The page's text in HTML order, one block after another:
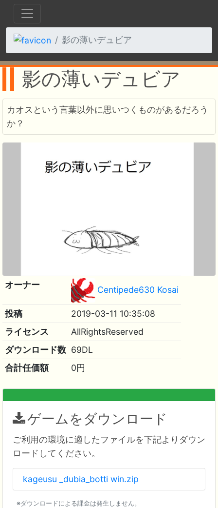
影の薄いデュビア
影の薄いデュビア
カオスという言葉以外に思いつくものがあるだろう
か？
オーナー Centipede630 Kosai
投稿
2019-03-11 10:35:08
ライセンス
AllRightsReserved
ダウンロード数 69DL
合計任価額
0円
ゲームをダウンロード
ご利用の環境に適したファイルを下記よりダウン
ロードしてください。
kageusu _dubia_botti win.zip
ダウンロードによる課金は発生しません。